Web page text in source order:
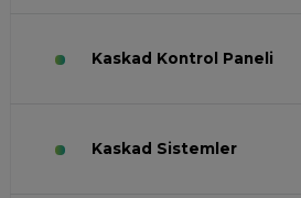
Kaskad Kontrol Paneli
Kaskad Sistemler